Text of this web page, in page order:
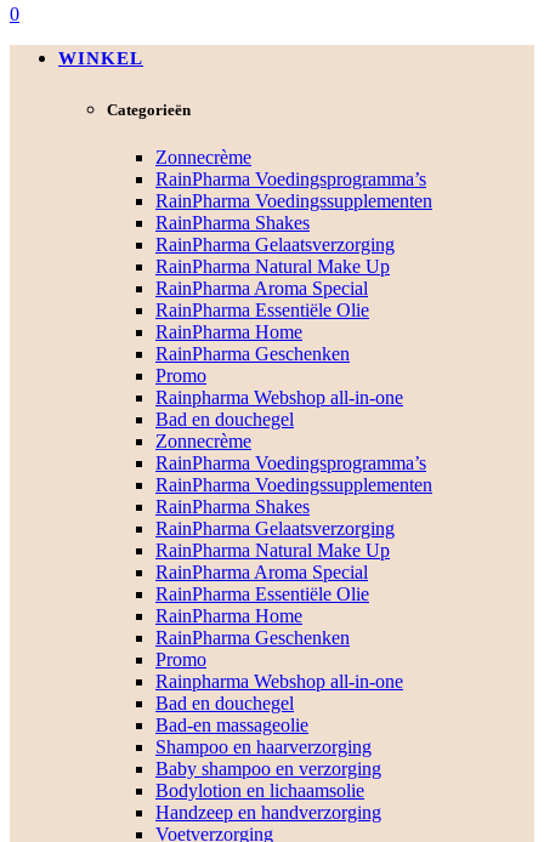
0
WINKEL
Categorieën
Zonnecrème
RainPharma Voedingsprogramma’s
RainPharma Voedingssupplementen
RainPharma Shakes
RainPharma Gelaatsverzorging
RainPharma Natural Make Up
RainPharma Aroma Special
RainPharma Essentiële Olie
RainPharma Home
RainPharma Geschenken
Promo
Rainpharma Webshop all-in-one
Bad en douchegel
Zonnecrème
RainPharma Voedingsprogramma’s
RainPharma Voedingssupplementen
RainPharma Shakes
RainPharma Gelaatsverzorging
RainPharma Natural Make Up
RainPharma Aroma Special
RainPharma Essentiële Olie
RainPharma Home
RainPharma Geschenken
Promo
Rainpharma Webshop all-in-one
Bad en douchegel
Bad-en massageolie
Shampoo en haarverzorging
Baby shampoo en verzorging
Bodylotion en lichaamsolie
Handzeep en handverzorging
Voetverzorging